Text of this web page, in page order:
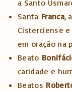
a Santo
Santa Franca,
Cisterciense
em oração na
Beato
caridade e
Beatos